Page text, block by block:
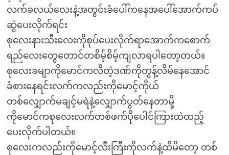
လက်ခလယ်လေးနဲ့အတွင်းခံပေါ်ကနေအပေါ်အောက်ကပ်
ဆွဲပေးလိုက်ရင်း
စုလေးနားသီးလေးကိုစုပ်ပေးလိုက်ရာအောက်ကစောက်
ရည်လေးတွေတောင်တစိမ့်စိမ့်ကျလာရပါတော့တယ်။
စုလေးခမျာကိုမောင်ကလိတဲ့ဒဏ်ကိုတွန့်လိမ်နေအောင်
ခံစားနေရင်းလက်ကလည်းကိုမောင့်ကိုယ်
တစ်လျှောက်မချင့်မရဲနဲ့လျှောက်ပွတ်နေတာမို့
ကိုမောင်ကစုလေးလက်တစ်ဖက်ပိုပေါင်ကြားထဲထည့်
ပေးလိုက်ပါတယ်။
စုလေးကလည်းကိုမောင့်လီးကြီးကိုလက်နဲ့ထိမိတော့ တစ်